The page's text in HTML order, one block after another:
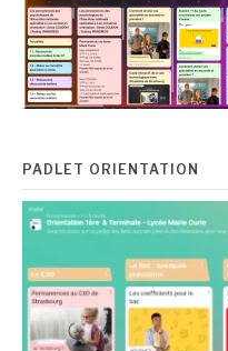
PADLET ORIENTATION